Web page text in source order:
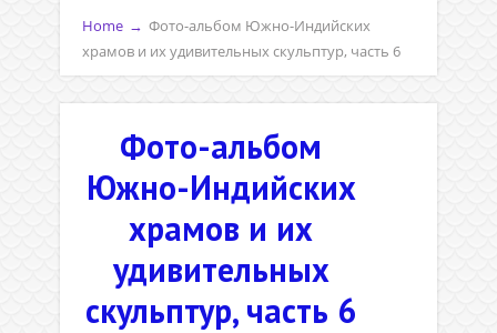
Home → Фото-альбом Южно-Индийских
храмов и их удивительных скульптур, часть 6
Фото-альбом
Южно-Индийских
храмов и их
удивительных
скульптур, часть 6